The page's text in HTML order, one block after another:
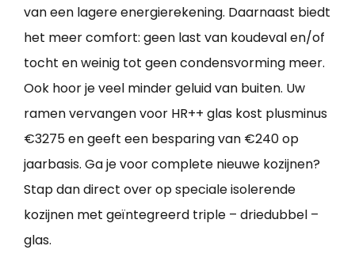
van een lagere energierekening. Daarnaast biedt
het meer comfort: geen last van koudeval en/of
tocht en weinig tot geen condensvorming meer.
Ook hoor je veel minder geluid van buiten. Uw
ramen vervangen voor HR++ glas kost plusminus
€3275 en geeft een besparing van €240 op
jaarbasis. Ga je voor complete nieuwe kozijnen?
Stap dan direct over op speciale isolerende
kozijnen met geïntegreerd triple – driedubbel –
glas.